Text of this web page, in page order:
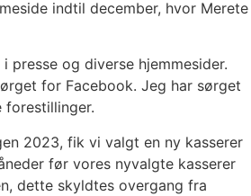
indtil december, hvor Merete
presse og diverse hjemmesider.
for Facebook. Jeg har sørget
2023, fik vi valgt en ny kasserer
før vores nyvalgte kasserer
dette skyldtes overgang fra